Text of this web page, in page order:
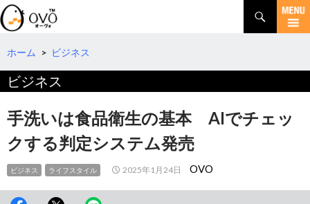
検
索
コ
テ
へ
移
ホーム > ビジネス
ビジネス
手洗いは食品衛生の基本 AIでチェッ
クする判定システム発売
ビジネス ライフスタイル 2025年1月24日 OVO